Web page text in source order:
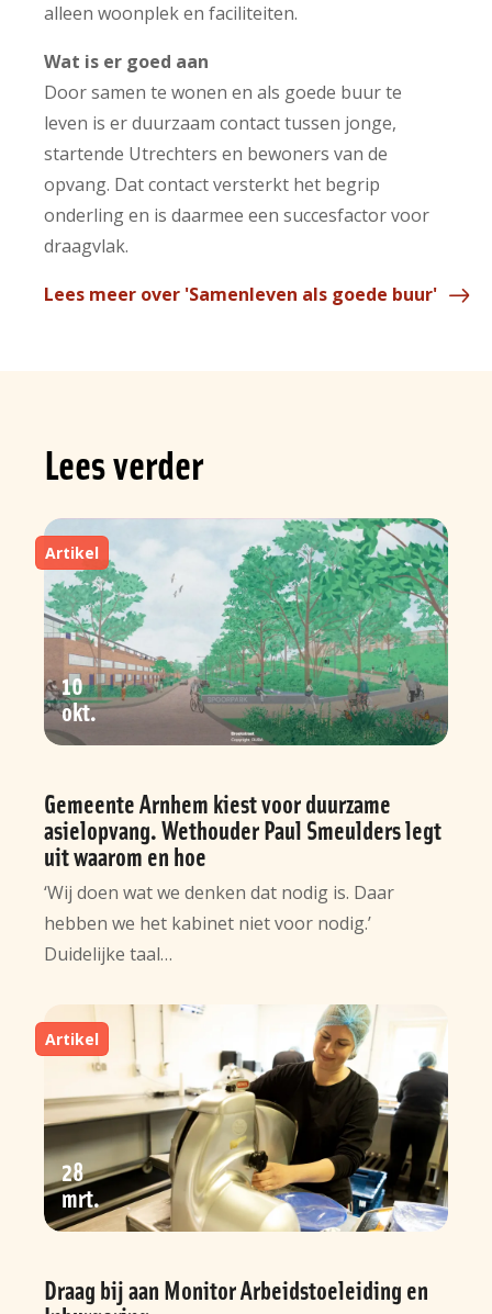
alleen woonplek en faciliteiten.
Wat is er goed aan
Door samen te wonen en als goede buur te
leven is er duurzaam contact tussen jonge,
startende Utrechters en bewoners van de
opvang. Dat contact versterkt het begrip
onderling en is daarmee een succesfactor voor
draagvlak.
Lees meer over 'Samenleven als goede buur'
Lees verder
Gemeente Arnhem kiest voor duurzame
asielopvang. Wethouder Paul Smeulders legt
uit waarom en hoe
Artikel
10
okt
‘Wij doen wat we denken dat nodig is. Daar
hebben we het kabinet niet voor nodig.’
Duidelijke taal…
Draag bij aan Monitor Arbeidstoeleiding en
Artikel
28
mrt